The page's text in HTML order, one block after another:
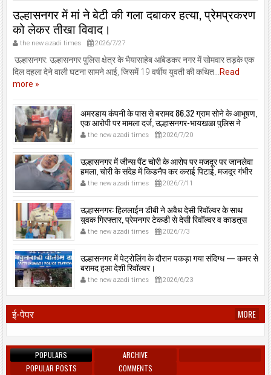
उल्हासनगर में मां ने बेटी की गला दबाकर हत्या, प्रेमप्रकरण
को लेकर तीखा विवाद।
the new azadi times 2026/7/27
उल्हासनगर: उल्हासनगर पुलिस क्षेत्र के भैयासाहेब आंबेडकर नगर में सोमवार तड़के एक
दिल दहला देने वाली घटना सामने आई, जिसमें 19 वर्षीय युवती की कथित...
Read
more »
अमरडाय कंपनी के पास से बरामद 86.32 ग्राम सोने के आभूषण,
एक आरोपी पर मामला दर्ज, उल्हासनगर-भायखळा पुलिस ने
घरफोड़ियों के संबंध में एक आरोपी से महत्वपूर्ण पूछताछ के बाद
आरोपी के साथी के ठिकाने से 10,90,261 रुपये मूल्य के सोने के
आभूषण बरामद किए।
the new azadi times 2026/7/20
उल्हासनगर में जीन्स पैंट चोरी के आरोप पर मजदूर पर जानलेवा
हमला, चोरी के संदेह में किडनैप कर कराई पिटाई, मजदूर गंभीर
रूप से जख्मी।
the new azadi times 2026/7/11
उल्हासनगर: हिललाईन डीबी ने अवैध देसी रिवॉल्वर के साथ
युवक गिरफ्तार, प्रेमनगर टेकडी से देसी रिवॉल्वर व काडतूस
जप्त, इलीगल हथियार साथ पकड़ा गया युवक एक दिन की
पोलीस कोठडी में।
the new azadi times 2026/7/3
उल्हासनगर में पेट्रोलिंग के दौरान पकड़ा गया संदिग्ध — कमर से
बरामद हुआ देशी रिवॉल्वर।
the new azadi times 2026/6/23
ई-पेपर MORE
POPULARS
ARCHIVE
POPULAR POSTS
COMMENTS